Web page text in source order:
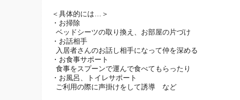
＜具体的には…＞
・お掃除
ベッドシーツの取り換え、お部屋の片づけ
・お話相手
入居者さんのお話し相手になって仲を深める
・お食事サポート
食事をスプーンで運んで食べてもらったり
・お風呂、トイレサポート
ご利用の際に声掛けをして誘導 など